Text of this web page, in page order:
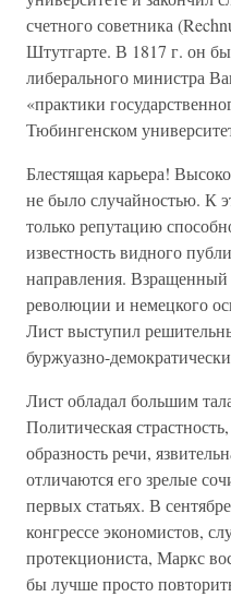
счетного советника
Штутгарте. В 1817 г. он
либерального министра
«практики
Тюбингенском
Блестящая карьера!
не было случайностью. К
только репутацию
известность видного
направления.
революции и немецкого
Лист выступил
буржуазно-
Лист обладал большим
Политическая
образность речи,
отличаются его зрелые
первых статьях. В
конгрессе экономистов,
протекциониста, Маркс
бы лучше просто